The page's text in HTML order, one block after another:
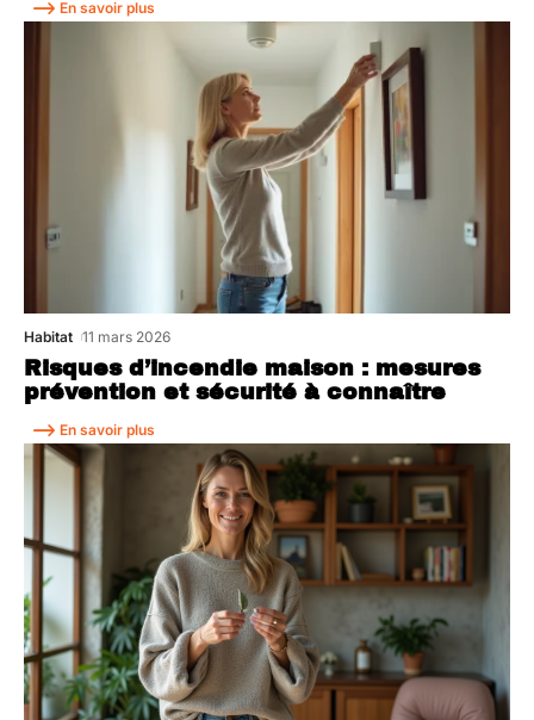
En savoir plus
Risques d’incendie maison : mesures
prévention et sécurité à connaître
Habitat 11 mars 2026
En savoir plus